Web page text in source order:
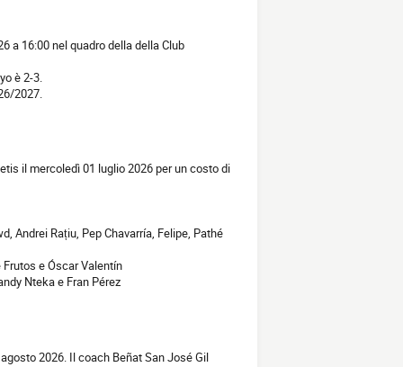
a 16:00 nel quadro della della Club
è 2-3.
2027.
il mercoledì 01 luglio 2026 per un costo di
Andrei Rațiu, Pep Chavarría, Felipe, Pathé
e Óscar Valentín
Nteka e Fran Pérez
2026. Il coach Beñat San José Gil